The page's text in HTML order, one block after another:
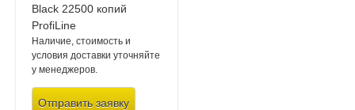
Наличие, стоимость и
условия доставки уточняйте
у менеджеров.
Отправить заявку